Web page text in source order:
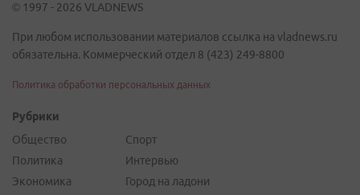
© 1997 - 2026 VLADNEWS
При любом использовании материалов ссылка на vladnews.ru
обязательна. Коммерческий отдел 8 (423) 249-8800
Политика обработки персональных данных
Рубрики
Общество
Политика
Экономика
Спорт
Интервью
Город на ладони